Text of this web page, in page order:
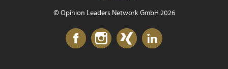
© Opinion Leaders Network GmbH 2026